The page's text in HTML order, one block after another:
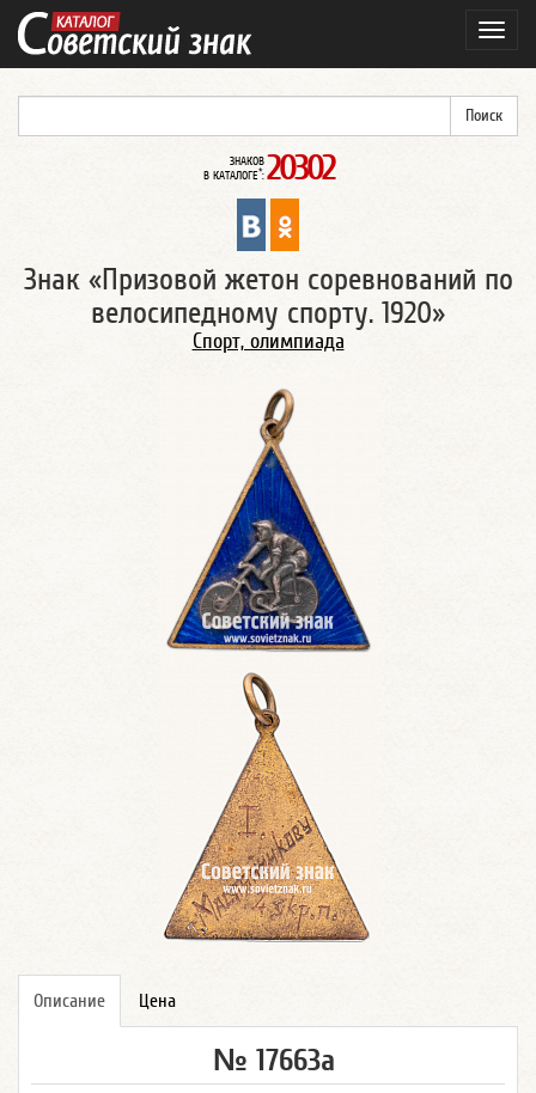
ЗНАКОВ
В КАТАЛОГЕ*: 20302
Знак «Призовой жетон соревнований по
велосипедному спорту. 1920»
Спорт, олимпиада
Описание Цена
№ 17663а